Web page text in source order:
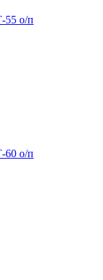
55 о/п
60 о/п